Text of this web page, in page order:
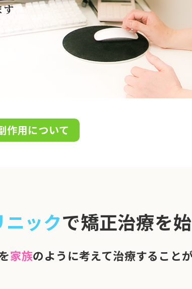
す
作用について
ックで矯正治療を
家族のように考えて治療すること